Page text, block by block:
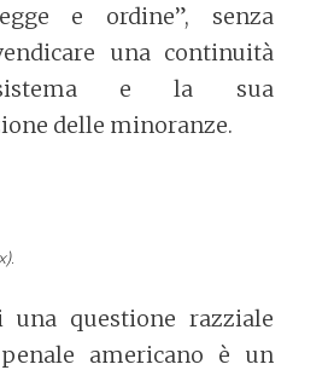
e ordine”, senza
una continuità
e la sua
delle minoranze.
una questione razziale
americano è un